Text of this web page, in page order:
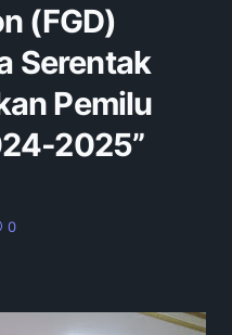
(FGD)
Serentak
Pemilu
2025”
0